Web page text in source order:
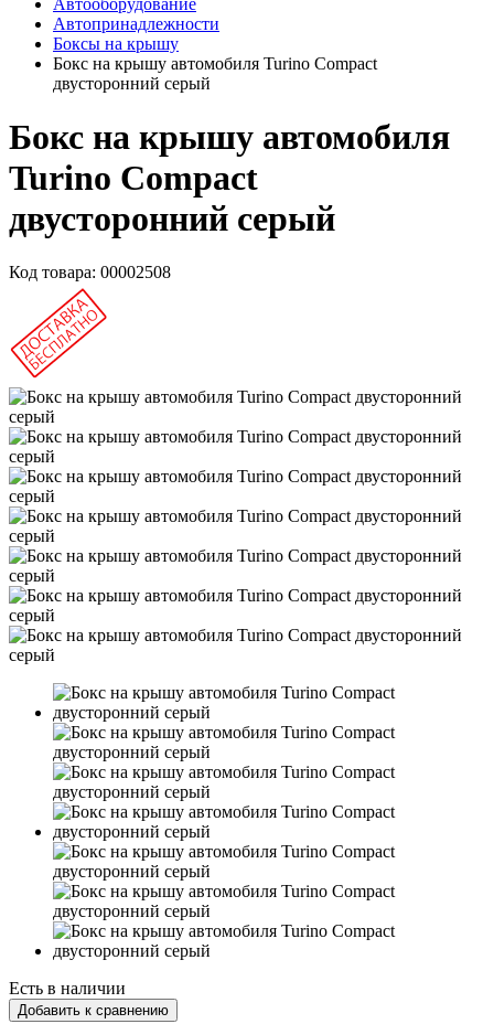
Автопринадлежности
Боксы на крышу
Бокс на крышу автомобиля Turino Compact
двусторонний серый
Бокс на крышу автомобиля
Turino Compact
двусторонний серый
Код товара: 00002508
Есть в наличии